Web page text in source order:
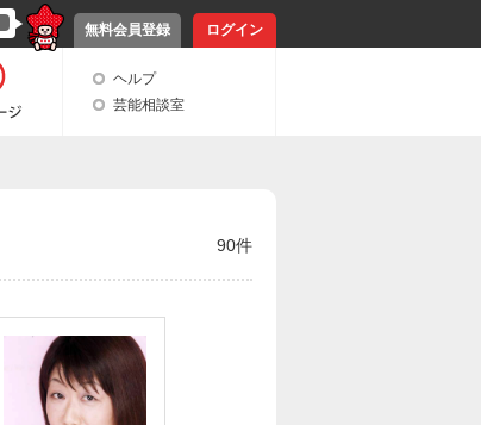
無料会員登録 ログイン
ヘルプ
芸能相談室
90件